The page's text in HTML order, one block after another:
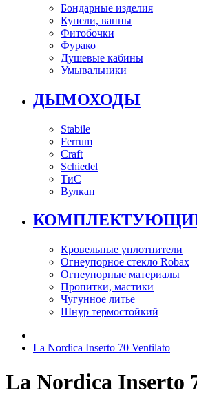
Бондарные изделия
Купели, ванны
Фитобочки
Фурако
Душевые кабины
Умывальники
ДЫМОХОДЫ
Stabile
Ferrum
Craft
Schiedel
ТиС
Вулкан
Кровельные уплотнители
Огнеупорное стекло Robax
Огнеупорные материалы
Пропитки, мастики
Чугунное литье
Шнур термостойкий
La Nordica Inserto 70 Ventilato
La Nordica Inserto